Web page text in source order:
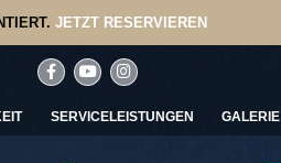
JETZT RESERVIEREN
SERVICELEISTUNGEN GALERIE